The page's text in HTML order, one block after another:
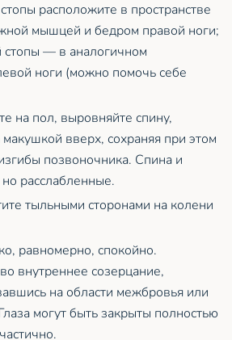
расположите в пространстве
мышцей и бедром правой ноги;
стопы — в аналогичном
ноги (можно помочь себе
на пол, выровняйте спину,
макушкой вверх, сохраняя при этом
позвоночника. Спина и
расслабленные.
тыльными сторонами на колени
равномерно, спокойно.
внутреннее созерцание,
на области межбровья или
могут быть закрыты полностью